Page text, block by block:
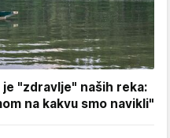
"zdravlje" naših reka:
na kakvu smo navikli"